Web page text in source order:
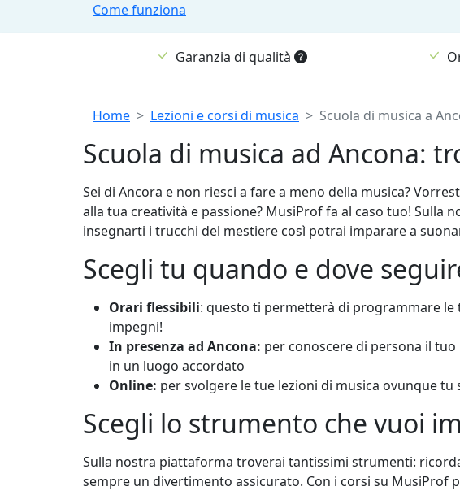
Come funziona
Garanzia di qualità
Breadcrumb
Home Lezioni e corsi di musica Scuola di musica a
Scuola di musica ad Ancona:
Sei di Ancora e non riesci a fare a meno della musica?
alla tua creatività e passione? MusiProf fa al caso tuo!
insegnarti i trucchi del mestiere così potrai imparare a
Scegli tu quando e dove
Orari flessibili: questo ti permetterà di programmare
impegni!
In presenza ad Ancona: per conoscere di persona il
in un luogo accordato
Online: per svolgere le tue lezioni di musica ovunque tu
Scegli lo strumento che vuoi
Sulla nostra piattaforma troverai tantissimi strumenti:
sempre un divertimento assicurato. Con i corsi su MusiProf